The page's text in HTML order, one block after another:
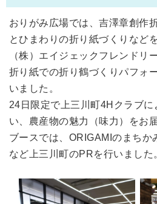
おりがみ広場では、吉澤章創作
とひまわりの折り紙づくりなど
（株）エイジェックフレンドリ
折り紙での折り鶴づくりパフォ
いました。
24日限定で上三川町4Hクラブ
い、農産物の魅力（味力）をお
ブースでは、ORIGAMIのまちか
など上三川町のPRを行いました